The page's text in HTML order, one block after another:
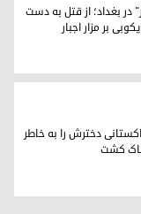
خود
در بغداد؛ از قتل به دست
بر مزار اجبار
حساب تیک تاک کشت
دخترش را به خاطر
کشت